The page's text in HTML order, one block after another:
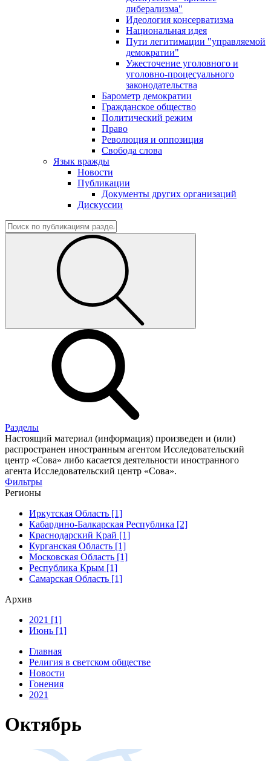
либерализма"
Идеология консерватизма
Национальная идея
Пути легитимации "управляемой
демократии"
Ужесточение уголовного и
уголовно-процесуального
законодательства
Барометр демократии
Гражданское общество
Политический режим
Право
Революция и оппозиция
Свобода слова
Язык вражды
Новости
Публикации
Документы других организаций
Дискуссии
Разделы
Настоящий материал (информация) произведен и (или)
распространен иностранным агентом Исследовательский
центр «Сова» либо касается деятельности иностранного
агента Исследовательский центр «Сова».
Фильтры
Регионы
Иркутская Область [1]
Кабардино-Балкарская Республика [2]
Краснодарский Край [1]
Курганская Область [1]
Московская Область [1]
Республика Крым [1]
Самарская Область [1]
Архив
2021 [1]
Июнь [1]
Главная
Религия в светском обществе
Новости
Гонения
2021
Октябрь